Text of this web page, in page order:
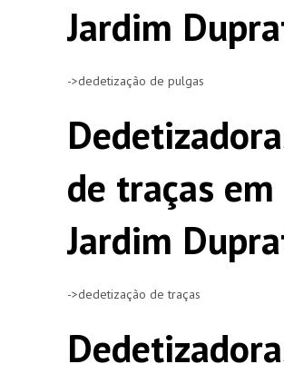
Jardim
->dedetização de pulgas
de traças em
Jardim
->dedetização de traças